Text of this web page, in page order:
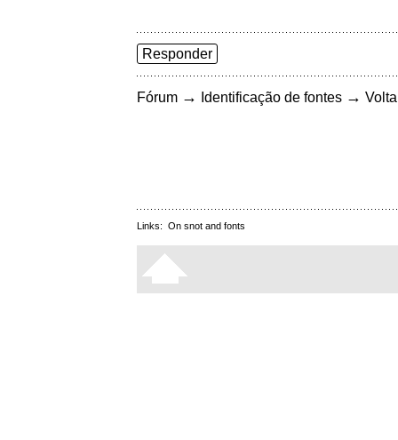
Responder
Fórum → Identificação de fontes →
Links: On snot and fonts